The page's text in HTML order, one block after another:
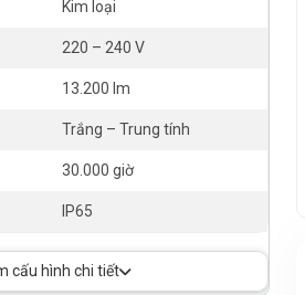
Kim loại
220 – 240 V
13.200 lm
Trắng – Trung tính
30.000 giờ
IP65
cấu hình chi tiết